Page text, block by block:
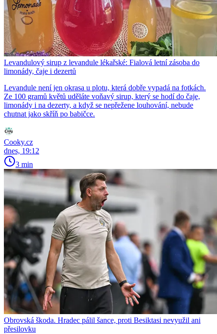
Levandulový sirup z levandule lékařské: Fialová letní zásoba do
limonády, čaje i dezertů
Levandule není jen okrasa u plotu, která dobře vypadá na fotkách.
Ze 100 gramů květů uděláte voňavý sirup, který se hodí do čaje,
limonády i na dezerty, a když se nepřežene louhování, nebude
chutnat jako skříň po babičce.
Cooky.cz
dnes, 19:12
3 min
Obrovská škoda. Hradec pálil šance, proti Besiktasi nevyužil ani
přesilovku